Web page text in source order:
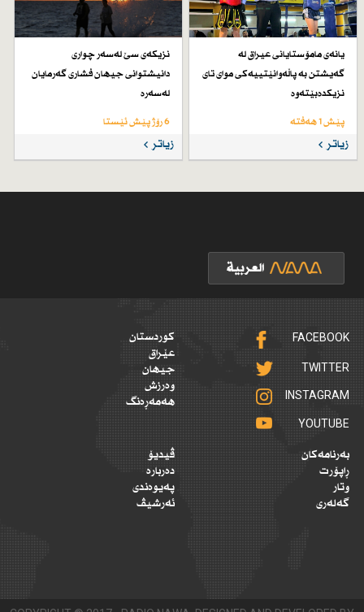
یانەی مامۆستایانی عیراق لە
گەیشتن بە پاڵەوانێتییەكی موای تای
نزیكدەبێتەوە
پێش 1 هەفتە
زیاتر
نزیكەی سێ لەسەر چواری
دانیشتوانی جیهان فشاری گەرمایان
لەسەرە
6 رۆژ پێش ئێستا
زیاتر
FACEBOOK
TWITTER
INSTAGRAM
YOUTUBE
کوردستان
عێراق
جیهان
وەرزش
هەمەڕەنگ
بەرنامەکان
ڕاپۆرت
وتار
گەلەری
ڤیدیۆ
دەربارە
پەیوەندی
ئەرشیڤ